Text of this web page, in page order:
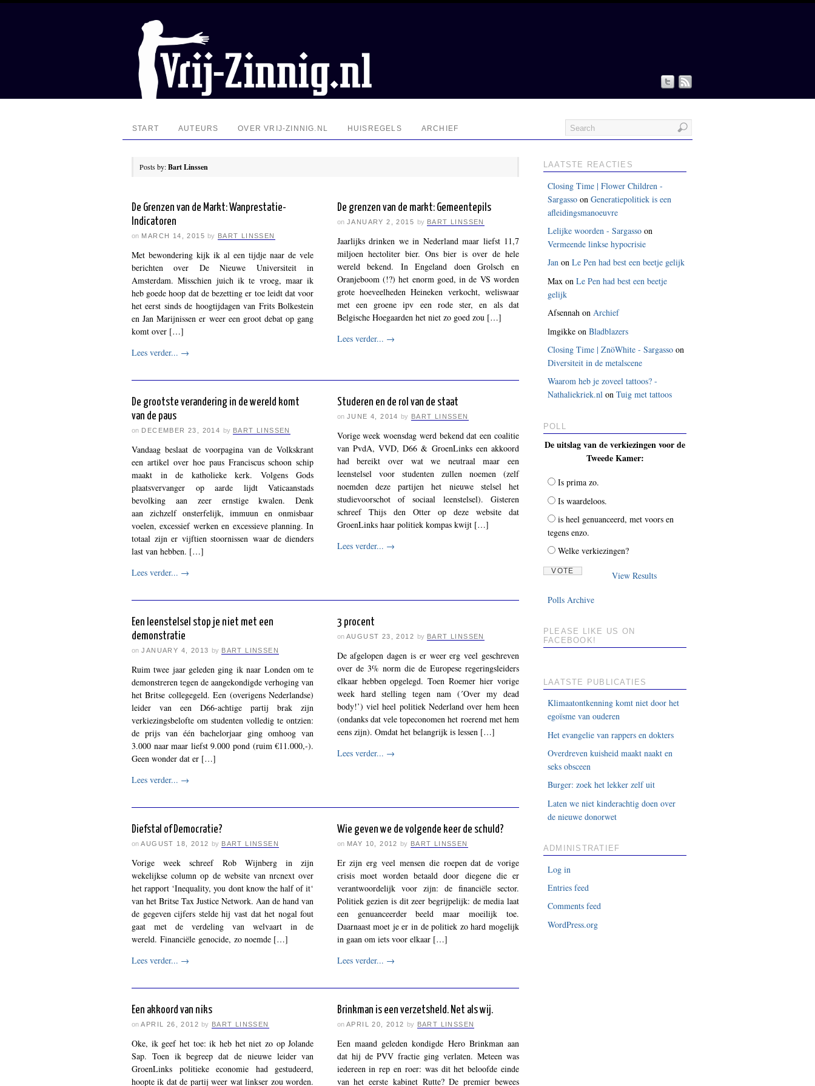
START AUTEURS OVER VRIJ-ZINNIG.NL HUISREGELS ARCHIEF
Posts by:Bart Linssen
De Grenzen van de Markt: Wanprestatie-
Indicatoren
on MARCH 14, 2015 by BART LINSSEN
Met bewondering kijk ik al een tijdje naar de vele
berichten over De Nieuwe Universiteit in
Amsterdam. Misschien juich ik te vroeg, maar ik
heb goede hoop dat de bezetting er toe leidt dat voor
het eerst sinds de hoogtijdagen van Frits Bolkestein
en Jan Marijnissen er weer een groot debat op gang
komt over […]
Lees verder... →
De grenzen van de markt: Gemeentepils
on JANUARY 2, 2015 by BART LINSSEN
Jaarlijks drinken we in Nederland maar liefst 11,7
miljoen hectoliter bier. Ons bier is over de hele
wereld bekend. In Engeland doen Grolsch en
Oranjeboom (!?) het enorm goed, in de VS worden
grote hoeveelheden Heineken verkocht, weliswaar
met een groene ipv een rode ster, en als dat
Belgische Hoegaarden het niet zo goed zou […]
Lees verder... →
De grootste verandering in de wereld komt
van de paus
on DECEMBER 23, 2014 by BART LINSSEN
Vandaag beslaat de voorpagina van de Volkskrant
een artikel over hoe paus Franciscus schoon schip
maakt in de katholieke kerk. Volgens Gods
plaatsvervanger op aarde lijdt Vaticaanstads
bevolking aan zeer ernstige kwalen. Denk
aan zichzelf onsterfelijk, immuun en onmisbaar
voelen, excessief werken en excessieve planning. In
totaal zijn er vijftien stoornissen waar de dienders
last van hebben. […]
Lees verder... →
Studeren en de rol van de staat
on JUNE 4, 2014 by BART LINSSEN
Vorige week woensdag werd bekend dat een coalitie
van PvdA, VVD, D66 & GroenLinks een akkoord
had bereikt over wat we neutraal maar een
leenstelsel voor studenten zullen noemen (zelf
noemden deze partijen het nieuwe stelsel het
studievoorschot of sociaal leenstelsel). Gisteren
schreef Thijs den Otter op deze website dat
GroenLinks haar politiek kompas kwijt […]
Lees verder... →
Een leenstelsel stop je niet met een
demonstratie
on JANUARY 4, 2013 by BART LINSSEN
Ruim twee jaar geleden ging ik naar Londen om te
demonstreren tegen de aangekondigde verhoging van
het Britse collegegeld. Een (overigens Nederlandse)
leider van een D66-achtige partij brak zijn
verkiezingsbelofte om studenten volledig te ontzien:
de prijs van één bachelorjaar ging omhoog van
3.000 naar maar liefst 9.000 pond (ruim €11.000,-).
Geen wonder dat er […]
Lees verder... →
3 procent
on AUGUST 23, 2012 by BART LINSSEN
De afgelopen dagen is er weer erg veel geschreven
over de 3% norm die de Europese regeringsleiders
elkaar hebben opgelegd. Toen Roemer hier vorige
week hard stelling tegen nam (´Over my dead
body!’) viel heel politiek Nederland over hem heen
(ondanks dat vele topeconomen het roerend met hem
eens zijn). Omdat het belangrijk is lessen […]
Lees verder... →
Diefstal of Democratie?
on AUGUST 18, 2012 by BART LINSSEN
Vorige week schreef Rob Wijnberg in zijn
wekelijkse column op de website van nrcnext over
het rapport ‘Inequality, you dont know the half of it‘
van het Britse Tax Justice Network. Aan de hand van
de gegeven cijfers stelde hij vast dat het nogal fout
gaat met de verdeling van welvaart in de
wereld. Financiële genocide, zo noemde […]
Lees verder... →
Wie geven we de volgende keer de schuld?
on MAY 10, 2012 by BART LINSSEN
Er zijn erg veel mensen die roepen dat de vorige
crisis moet worden betaald door diegene die er
verantwoordelijk voor zijn: de financiële sector.
Politiek gezien is dit zeer begrijpelijk: de media laat
een genuanceerder beeld maar moeilijk toe.
Daarnaast moet je er in de politiek zo hard mogelijk
in gaan om iets voor elkaar […]
Lees verder... →
Een akkoord van niks
on APRIL 26, 2012 by BART LINSSEN
Oke, ik geef het toe: ik heb het niet zo op Jolande
Sap. Toen ik begreep dat de nieuwe leider van
GroenLinks politieke economie had gestudeerd,
hoopte ik dat de partij weer wat linkser zou worden.
Brinkman is een verzetsheld. Net als wij.
on APRIL 20, 2012 by BART LINSSEN
Een maand geleden kondigde Hero Brinkman aan
dat hij de PVV fractie ging verlaten. Meteen was
iedereen in rep en roer: was dit het beloofde einde
van het eerste kabinet Rutte? De premier bewees
LAATSTE REACTIES
Closing Time | Flower Children -
Sargasso onGeneratiepolitiek is een
afleidingsmanoeuvre
Lelijke woorden - Sargasso on
Vermeende linkse hypocrisie
Jan onLe Pen had best een beetje gelijk
Max onLe Pen had best een beetje
gelijk
Afsennah onArchief
lmgikke onBladblazers
Closing Time | ZnöWhite - Sargasso on
Diversiteit in de metalscene
Waarom heb je zoveel tattoos? -
Nathaliekriek.nl onTuig met tattoos
POLL
De uitslag van de verkiezingen voor de
Tweede Kamer:
Is prima zo.
Is waardeloos.
is heel genuanceerd, met voors en
tegens enzo.
Welke verkiezingen?
View Results
Polls Archive
PLEASE LIKE US ON
FACEBOOK!
LAATSTE PUBLICATIES
Klimaatontkenning komt niet door het
egoïsme van ouderen
Het evangelie van rappers en dokters
Overdreven kuisheid maakt naakt en
seks obsceen
Burger: zoek het lekker zelf uit
Laten we niet kinderachtig doen over
de nieuwe donorwet
ADMINISTRATIEF
Log in
Entries feed
Comments feed
WordPress.org